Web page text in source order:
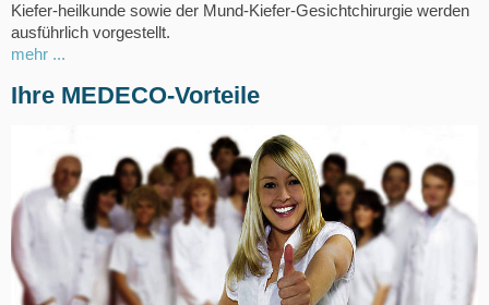
Kiefer-heilkunde sowie der Mund-Kiefer-Gesichtchirurgie werden
ausführlich vorgestellt.
mehr ...
Ihre MEDECO-Vorteile